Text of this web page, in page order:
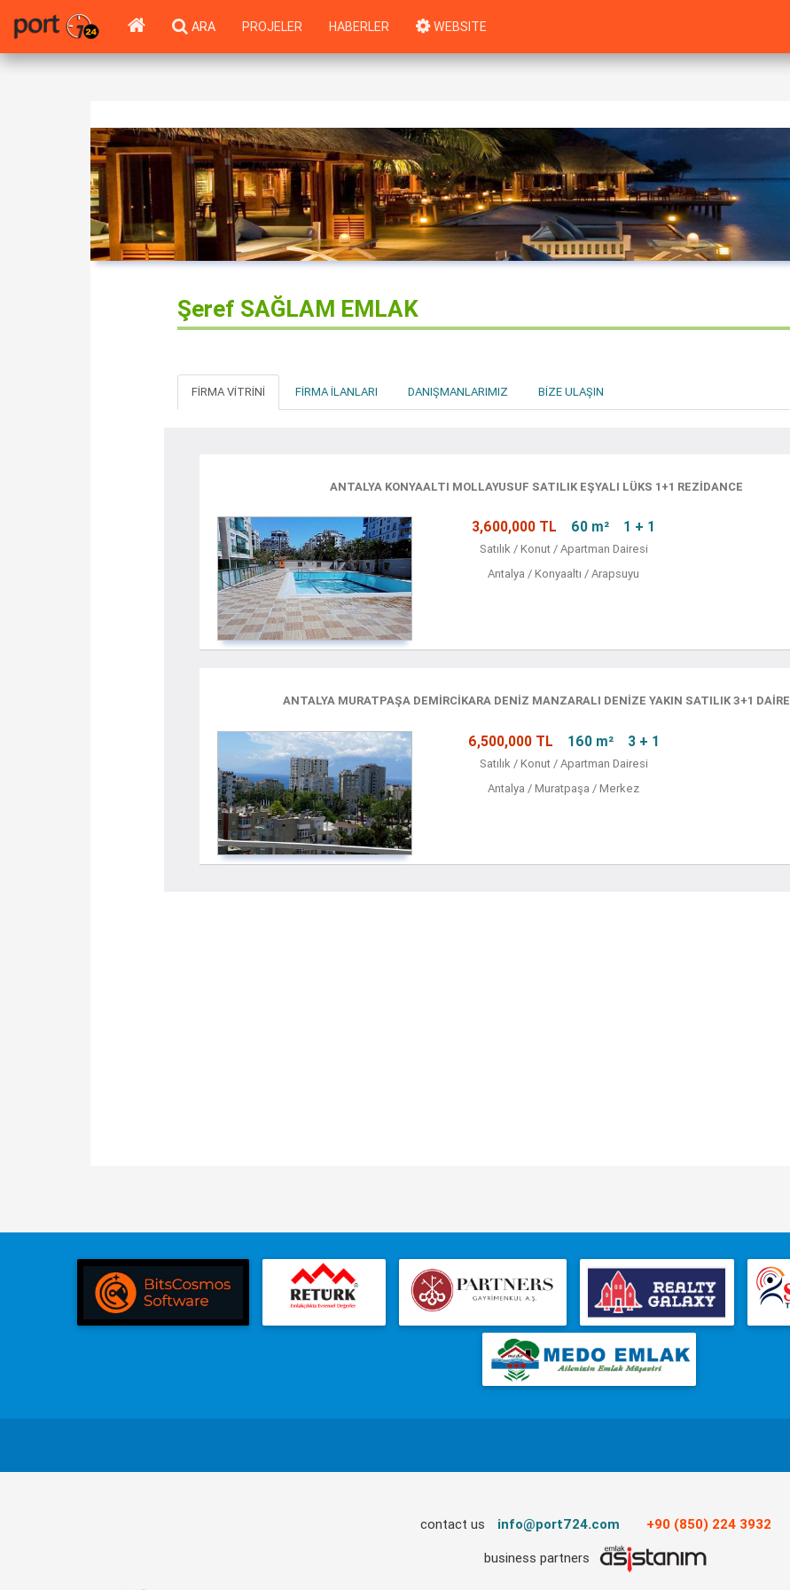
ARA PROJELER HABERLER WEBSITE
Şeref SAĞLAM EMLAK
FIRMA VITRINI FIRMA İLANLARI DANIŞMANLARIMIZ BIZE ULAŞIN
ANTALYA KONYAALTI MOLLAYUSUF SATILIK EŞYALI LÜKS 1+1 REZIDANCE
3,600,000 TL 60 m² 1 + 1
Satılık / Konut / Apartman Dairesi
Antalya / Konyaaltı / Arapsuyu
ANTALYA MURATPAŞA DEMİRCİKARA DENİZ MANZARALI DENİZE YAKIN SATILIK 3+1 DAİRE
6,500,000 TL 160 m² 3 + 1
Satılık / Konut / Apartman Dairesi
Antalya / Muratpaşa / Merkez
contact us info@port724.com
+90 (850) 224 3932
business partners